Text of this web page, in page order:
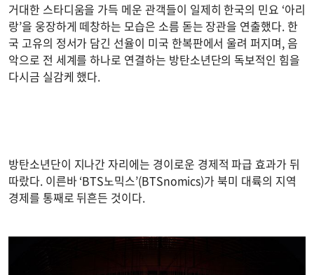
거대한 스타디움을 가득 메운 관객들이 일제히 한국의 민요 ‘아리
랑’을 웅장하게 떼창하는 모습은 소름 돋는 장관을 연출했다. 한
국 고유의 정서가 담긴 선율이 미국 한복판에서 울려 퍼지며, 음
악으로 전 세계를 하나로 연결하는 방탄소년단의 독보적인 힘을
다시금 실감케 했다.
방탄소년단이 지나간 자리에는 경이로운 경제적 파급 효과가 뒤
따랐다. 이른바 ‘BTS노믹스’(BTSnomics)가 북미 대륙의 지역
경제를 통째로 뒤흔든 것이다.